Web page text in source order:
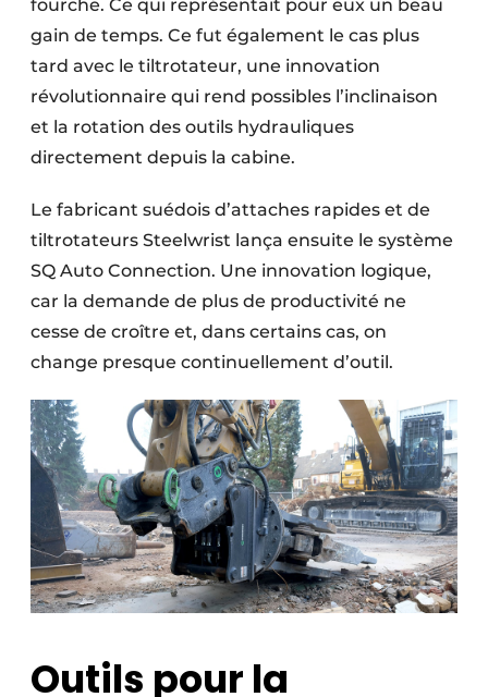
Software
Techniques ferroviaires
fourche. Ce qui représentait pour eux un beau
gain de temps. Ce fut également le cas plus
tard avec le tiltrotateur, une innovation
révolutionnaire qui rend possibles l’inclinaison
et la rotation des outils hydrauliques
directement depuis la cabine.
Le fabricant suédois d’attaches rapides et de
tiltrotateurs Steelwrist lança ensuite le système
SQ Auto Connection. Une innovation logique,
car la demande de plus de productivité ne
cesse de croître et, dans certains cas, on
change presque continuellement d’outil.
Outils pour la